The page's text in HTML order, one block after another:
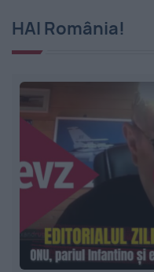
HAI România!